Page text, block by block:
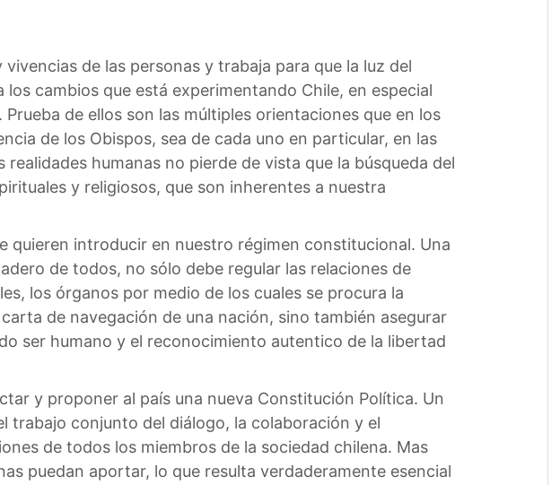
de las personas y trabaja para que la luz del
cambios que está experimentando Chile, en especial
de ellos son las múltiples orientaciones que en los
de los Obispos, sea de cada uno en particular, en las
humanas no pierde de vista que la búsqueda del
y religiosos, que son inherentes a nuestra
quieren introducir en nuestro régimen constitucional. Una
de todos, no sólo debe regular las relaciones de
los órganos por medio de los cuales se procura la
de navegación de una nación, sino también asegurar
ser humano y el reconocimiento autentico de la libertad
y proponer al país una nueva Constitución Política. Un
trabajo conjunto del diálogo, la colaboración y el
de todos los miembros de la sociedad chilena. Mas
puedan aportar, lo que resulta verdaderamente esencial